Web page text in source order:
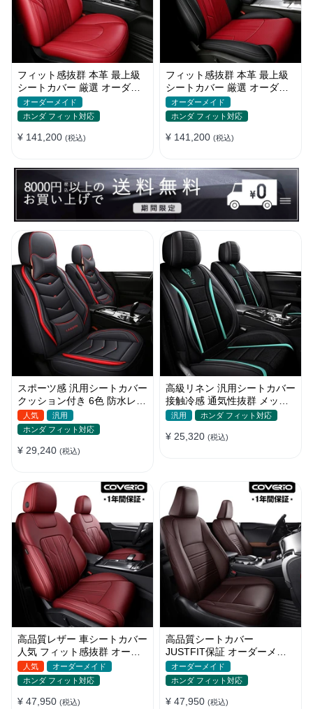
フィット感抜群 本革 最上級
シートカバー 厳選 オーダー
メイド 防水 汚れ防止 全席セ
ット
オーダーメイド
ホンダ フィット対応
¥ 141,200 (税込)
フィット感抜群 本革 最上級
シートカバー 厳選 オーダー
メイド 防水 雰囲気 全席セッ
ト
オーダーメイド
ホンダ フィット対応
¥ 141,200 (税込)
スポーツ感 汎用シートカバー
クッション付き 6色 防水レザ
ー 取付簡単 軽/普自動車
人気
汎用
ホンダ フィット対応
¥ 29,240 (税込)
高級リネン 汎用シートカバー
接触冷感 通気性抜群 メッシ
ュ生地 スポーツ感 軽/普自動
汎用 ホンダ フィット対応
¥ 25,320 (税込)
高品質レザー 車シートカバー
人気 フィット感抜群 オーダ
ーメイド おしゃれ 全席セッ
ト
人気
オーダーメイド
ホンダ フィット対応
¥ 47,950 (税込)
高品質シートカバー
JUSTFIT保証 オーダーメイ
ド 12色レザー 防水 軽/普自動
車 SUV
オーダーメイド
ホンダ フィット対応
¥ 47,950 (税込)